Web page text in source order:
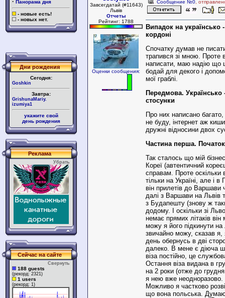
· Панорама дня
- новые есть!
- новых нет.
Дни рождения
Сегодня:
Goshkin
Завтра:
GrishunaMariy.
izumiya1
укажите свой
день рождения
Реклама
Убрать
Сейчас на сайте
Свернуть
188 guests
(рекорд: 2321)
1 users
(рекорд: 1)
Завсегдатай (#11643)
Львів
Отчеты
Рейтинг: 1788
Оценки сообщения:
Сообщение №0 ,
Випадок на українсько
кордоні
Спочатку думав не
трапився зі мною. Проте
написати, маю надію що
бодай для декого і
мої граблі.
Передмова. Українсько
стосунки
Про них написано
не буду, інтернет аж
дружні відносини двох
Частина перша.
Так сталось що мій
Кореї (автентичний
справам. Проте оскільки
тільки на Україні, але і
він прилетів до Варшави
далі з Варшави на Львів
з Будапешту (знову ж
додому. І оскільки зі
немає прямих літаків
можу я його підкинути на
звичайно можу, сказав я,
день обернусь в дві
далеко. В мене є діюча
віза постійно, це
Остання віза видана в
на 2 роки (отже до грудня
я нею вже неодноразово.
Можливо я частково
що вона польська.